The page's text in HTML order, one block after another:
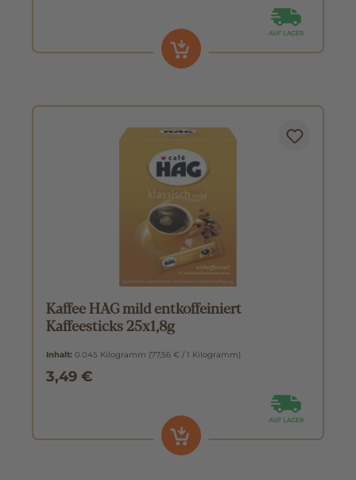
Kaffee HAG mild entkoffeiniert
Kaffeesticks 25x1,8g
Inhalt: 0.045 Kilogramm (77,56 € / 1 Kilogramm)
3,49 €